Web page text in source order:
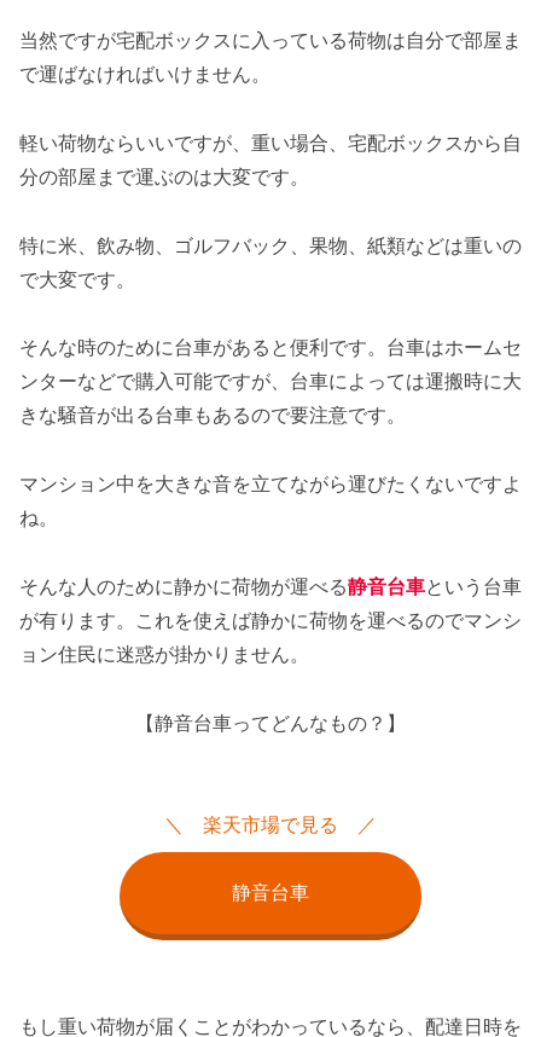
当然ですが宅配ボックスに入っている荷物は自分で部屋ま
で運ばなければいけません。
軽い荷物ならいいですが、重い場合、宅配ボックスから自
分の部屋まで運ぶのは大変です。
特に米、飲み物、ゴルフバック、果物、紙類などは重いの
で大変です。
そんな時のために台車があると便利です。台車はホームセ
ンターなどで購入可能ですが、台車によっては運搬時に大
きな騒音が出る台車もあるので要注意です。
マンション中を大きな音を立てながら運びたくないですよ
ね。
そんな人のために静かに荷物が運べる静音台車という台車
が有ります。これを使えば静かに荷物を運べるのでマンシ
ョン住民に迷惑が掛かりません。
【静音台車ってどんなもの？】
楽天市場で見る
静音台車
もし重い荷物が届くことがわかっているなら、配達日時を